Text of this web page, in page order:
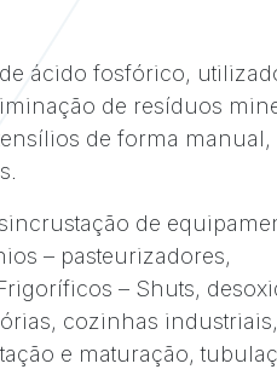
ácido fosfórico,
de resíduos
de forma manual,
de
– pasteurizadores,
– Shuts,
cozinhas industriais,
e maturação,